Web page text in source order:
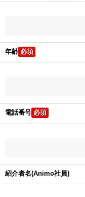
年齢
電話番号
紹介者名(Animo社員)